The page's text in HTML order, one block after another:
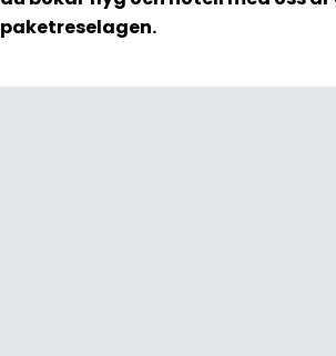
paketreselagen.